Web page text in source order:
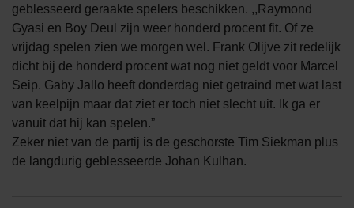
geblesseerd geraakte spelers beschikken. ,,Raymond
Gyasi en Boy Deul zijn weer honderd procent fit. Of ze
vrijdag spelen zien we morgen wel. Frank Olijve zit redelijk
dicht bij de honderd procent wat nog niet geldt voor Marcel
Seip. Gaby Jallo heeft donderdag niet getraind met wat last
van keelpijn maar dat ziet er toch niet slecht uit. Ik ga er
vanuit dat hij kan spelen.”
Zeker niet van de partij is de geschorste Tim Siekman plus
de langdurig geblesseerde Johan Kulhan.